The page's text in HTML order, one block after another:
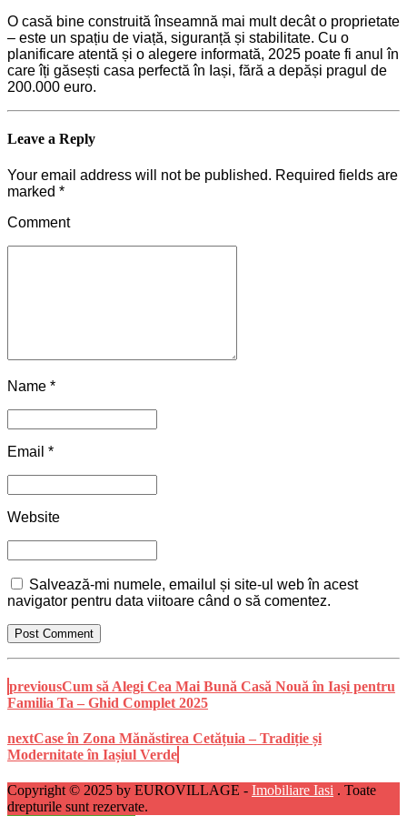
O casă bine construită înseamnă mai mult decât o proprietate
– este un spațiu de viață, siguranță și stabilitate. Cu o
planificare atentă și o alegere informată, 2025 poate fi anul în
care îți găsești casa perfectă în Iași, fără a depăși pragul de
200.000 euro.
Leave a Reply
Your email address will not be published. Required fields are
marked *
Comment
Name *
Email *
Website
Salvează-mi numele, emailul și site-ul web în acest
navigator pentru data viitoare când o să comentez.
Post Comment
previousCum să Alegi Cea Mai Bună Casă Nouă în Iași pentru
Familia Ta – Ghid Complet 2025
nextCase în Zona Mănăstirea Cetățuia – Tradiție și
Modernitate în Iașiul Verde
Copyright © 2025 by EUROVILLAGE - Imobiliare Iasi . Toate
drepturile sunt rezervate.